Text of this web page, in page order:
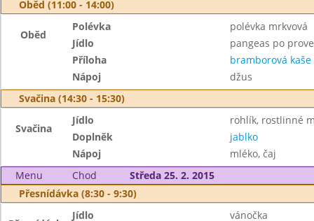
Oběd (11:00 - 14:00)
Oběd
Polévka
polévka mrkvová
Jídlo
pangeas po
Příloha
bramborová kaše
Nápoj
džus
Svačina (14:30 - 15:30)
Svačina
Jídlo
rohlík, rostlinné
Doplněk
jablko
Nápoj
mléko, čaj
Menu
Chod
Středa 25. 2. 2015
Přesnídávka (8:30 - 9:30)
Jídlo vánočka